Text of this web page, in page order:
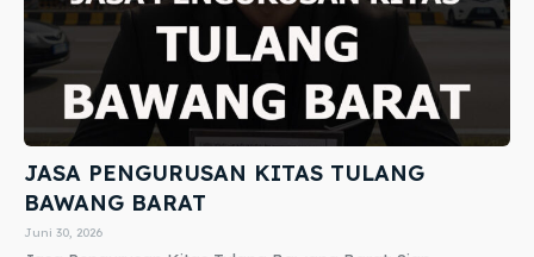
JASA PENGURUSAN KITAS TULANG
BAWANG BARAT
Juni 30, 2026